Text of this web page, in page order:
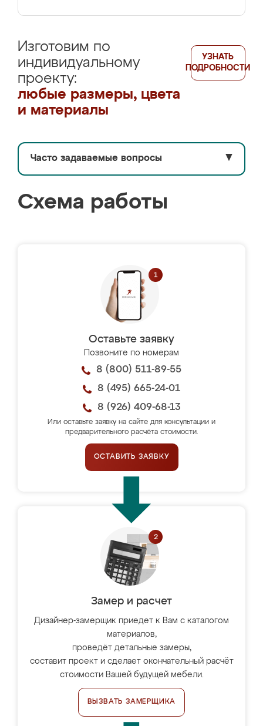
Изготовим по
индивидуальному
проекту:
любые размеры, цвета
и материалы
УЗНАТЬ
ПОДРОБНОСТИ
Часто задаваемые вопросы ▼
Схема работы
Оставьте заявку
Позвоните по номерам
8 (800) 511-89-55
8 (495) 665-24-01
8 (926) 409-68-13
Или оставьте заявку на сайте для консультации и
предварительного расчёта стоимости.
ОСТАВИТЬ ЗАЯВКУ
Замер и расчет
Дизайнер-замерщик приедет к Вам с каталогом
материалов,
проведёт детальные замеры,
составит проект и сделает окончательный расчёт
стоимости Вашей будущей мебели.
ВЫЗВАТЬ ЗАМЕРЩИКА